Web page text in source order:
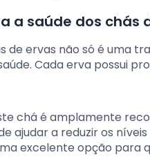
a saúde dos chás
de ervas não só é uma
Cada erva possui
chá é amplamente
ajudar a reduzir os
excelente opção para